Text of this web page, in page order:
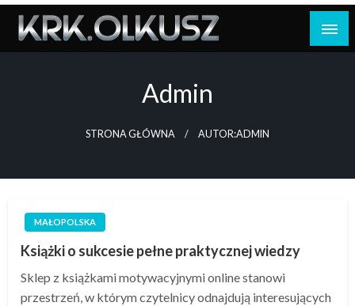
Skip
content
Admin
STRONA GŁÓWNA AUTOR:ADMIN
MAŁOPOLSKA
Książki o sukcesie pełne praktycznej wiedzy
Sklep z książkami motywacyjnymi online stanowi
przestrzeń, w którym czytelnicy odnajdują interesujących